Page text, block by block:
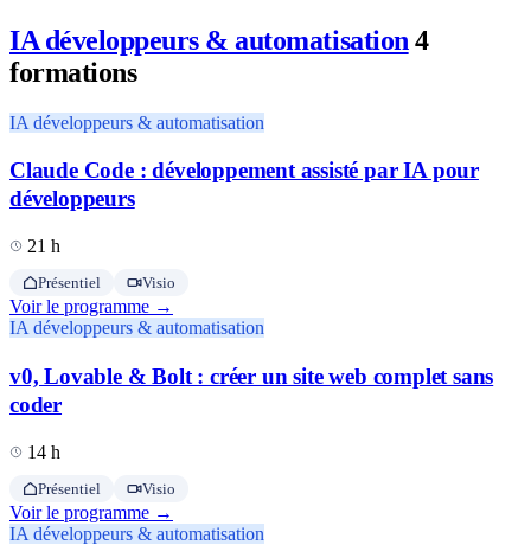
IA développeurs & automatisation 4
formations
IA développeurs & automatisation
Claude Code : développement assisté par IA pour
développeurs
21 h
Présentiel Visio
Voir le programme →
IA développeurs & automatisation
v0, Lovable & Bolt : créer un site web complet sans
coder
14 h
Présentiel Visio
Voir le programme →
IA développeurs & automatisation